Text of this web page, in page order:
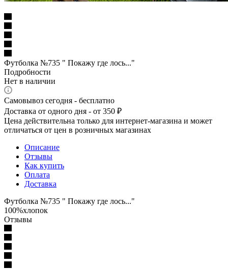
Футболка №735 " Покажу где лось..."
Подробности
Нет в наличии
Самовывоз сегодня - бесплатно
Доставка от одного дня - от 350 ₽
Цена действительна только для интернет-магазина и может
отличаться от цен в розничных магазинах
Описание
Отзывы
Как купить
Оплата
Доставка
Футболка №735 " Покажу где лось..."
100%хлопок
Отзывы